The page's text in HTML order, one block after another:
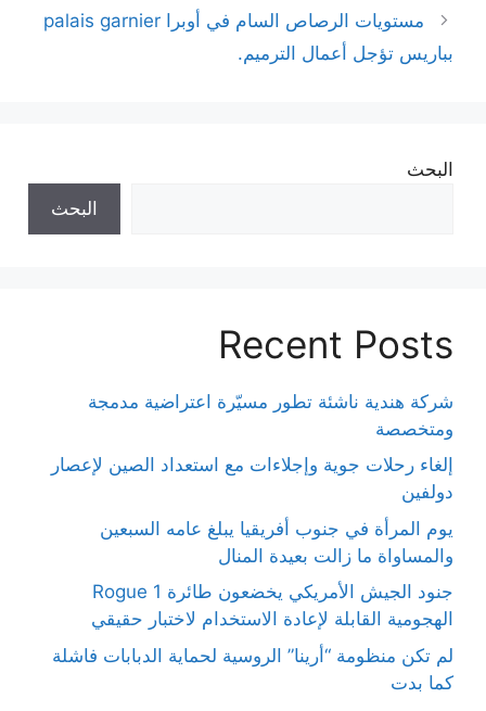
مستويات الرصاص السام في أوبرا palais garnier
بباريس تؤجل أعمال الترميم.
البحث
البحث
Recent Posts
شركة هندية ناشئة تطور مسيّرة اعتراضية مدمجة
ومتخصصة
إلغاء رحلات جوية وإجلاءات مع استعداد الصين لإعصار
دولفين
يوم المرأة في جنوب أفريقيا يبلغ عامه السبعين
والمساواة ما زالت بعيدة المنال
جنود الجيش الأمريكي يخضعون طائرة Rogue 1
الهجومية القابلة لإعادة الاستخدام لاختبار حقيقي
لم تكن منظومة “أرينا” الروسية لحماية الدبابات فاشلة
كما بدت